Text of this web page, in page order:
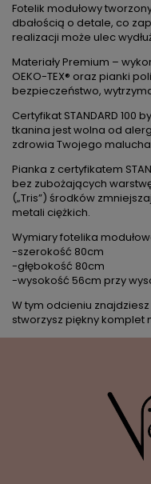
Fotelik modułowy
dbałością o detale, co
realizacji może ulec
Materiały Premium –
OEKO-TEX® oraz pianki
bezpieczeństwo,
Certyfikat STANDARD 100
tkanina jest wolna od
zdrowia Twojego
Pianka z certyfikatem
bez zubożających warstwę
(„Tris”) środków
metali ciężkich.
Wymiary fotelika
-szerokość 80cm
-głębokość 80cm
-wysokość 56cm przy
W tym odcieniu
stworzysz piękny komplet